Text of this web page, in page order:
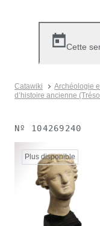
Cette
Catawiki Archéologie
d’histoire ancienne
Nº 104269240
Plus disponible